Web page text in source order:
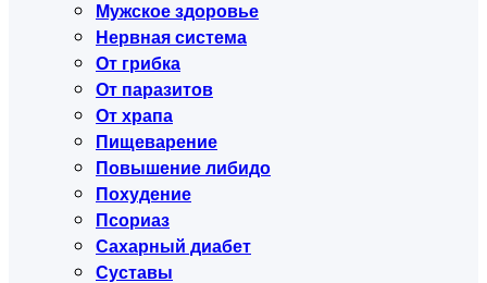
Мужское здоровье
Нервная система
От грибка
От паразитов
От храпа
Пищеварение
Повышение либидо
Похудение
Псориаз
Сахарный диабет
Суставы